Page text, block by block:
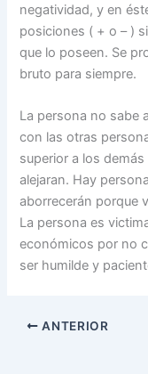
negatividad, y en
posiciones ( + o – )
que lo poseen. Se
bruto para siempre.
La persona no sabe
con las otras
superior a los
alejaran. Hay
aborrecerán porque
La persona es
económicos por no
ser humilde y
ANTERIOR